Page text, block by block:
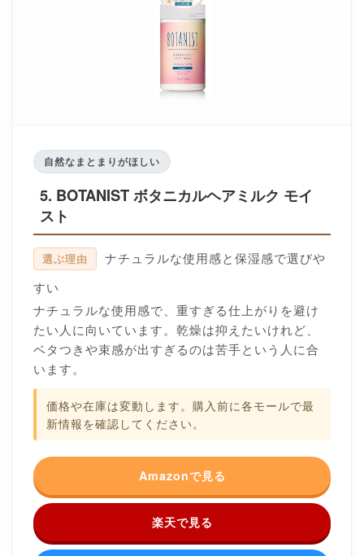
自然なまとまりがほしい
5. BOTANIST ボタニカルヘアミルク モイ
スト
選ぶ理由
ナチュラルな使用感と保湿感で選びや
すい
ナチュラルな使用感で、重すぎる仕上がりを避け
たい人に向いています。乾燥は抑えたいけれど、
ベタつきや束感が出すぎるのは苦手という人に合
います。
価格や在庫は変動します。購入前に各モールで最
新情報を確認してください。
Amazonで見る
楽天で見る